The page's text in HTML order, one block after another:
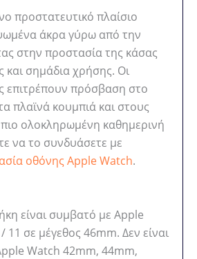
προστατευτικό πλαίσιο
άκρα γύρω από την
στην προστασία της κάσας
και σημάδια χρήσης. Οι
επιτρέπουν πρόσβαση στο
πλαϊνά κουμπιά και στους
πιο ολοκληρωμένη καθημερινή
να το συνδυάσετε με
οθόνης Apple Watch.
είναι συμβατό με Apple
11 σε μέγεθος 46mm. Δεν είναι
Watch 42mm, 44mm,